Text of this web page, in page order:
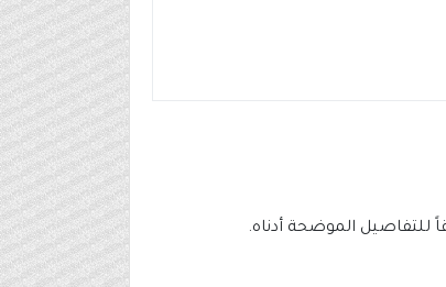
الموضحة أدناه.